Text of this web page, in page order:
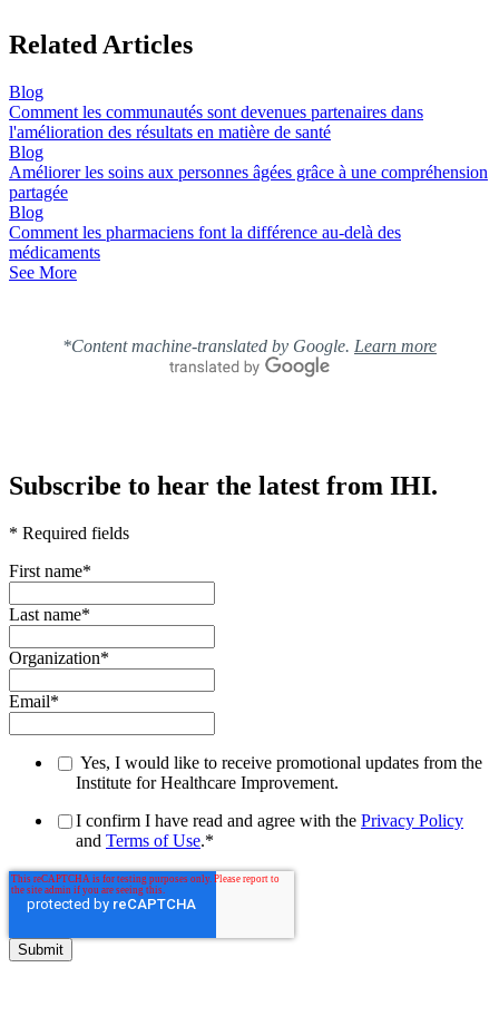
Related Articles
Blog
Comment les communautés sont devenues partenaires dans
l'amélioration des résultats en matière de santé
Blog
Améliorer les soins aux personnes âgées grâce à une compréhension
partagée
Blog
Comment les pharmaciens font la différence au-delà des
médicaments
See More
*Content machine-translated by Google. Learn more
Subscribe to hear the latest from IHI.
* Required fields
First name*
Last name*
Organization*
Email*
Yes, I would like to receive promotional updates from the
Institute for Healthcare Improvement.
I confirm I have read and agree with the Privacy Policy
and Terms of Use.*